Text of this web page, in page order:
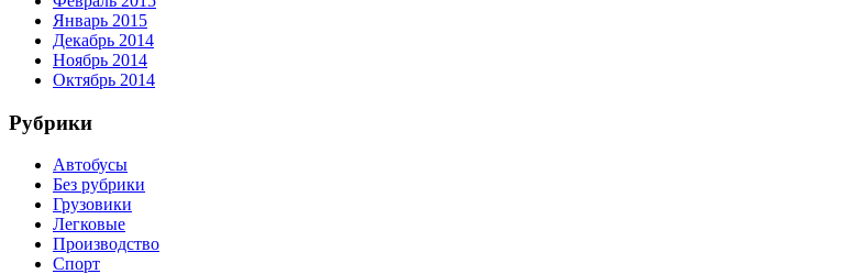
Январь 2015
Декабрь 2014
Ноябрь 2014
Октябрь 2014
Рубрики
Автобусы
Без рубрики
Грузовики
Легковые
Производство
Спорт